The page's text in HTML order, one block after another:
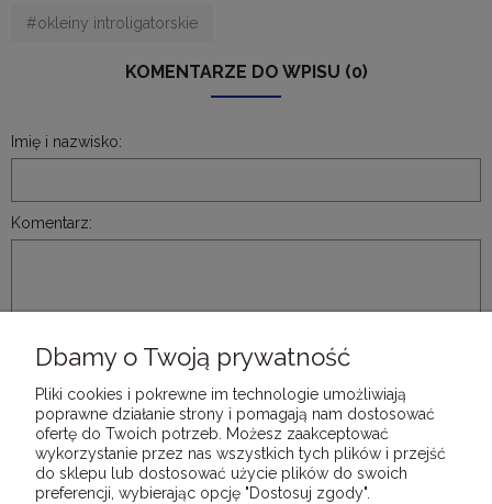
#okleiny introligatorskie
KOMENTARZE DO WPISU (0)
Imię i nazwisko:
Komentarz:
WYŚLIJ
Dbamy o Twoją prywatność
Pliki cookies i pokrewne im technologie umożliwiają
poprawne działanie strony i pomagają nam dostosować
ofertę do Twoich potrzeb. Możesz zaakceptować
wykorzystanie przez nas wszystkich tych plików i przejść
do sklepu lub dostosować użycie plików do swoich
preferencji, wybierając opcję "Dostosuj zgody".